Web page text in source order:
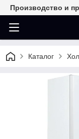
Производство и
Каталог